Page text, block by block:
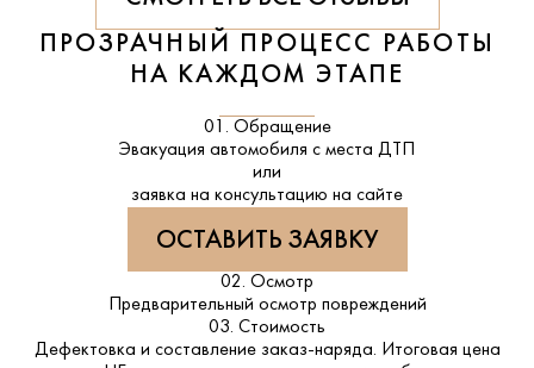
ПРОЗРАЧНЫЙ ПРОЦЕСС РАБОТЫ
НА КАЖДОМ ЭТАПЕ
01. Обращение
Эвакуация автомобиля с места ДТП
или
заявка на консультацию на сайте
ОСТАВИТЬ ЗАЯВКУ
02. Осмотр
Предварительный осмотр повреждений
03. Стоимость
Дефектовка и составление заказ-наряда. Итоговая цена